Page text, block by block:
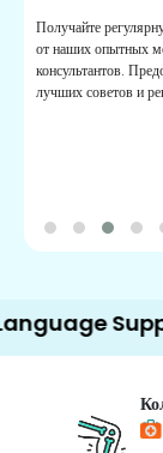
Получайте
от наших опытных
консультантов.
лучших советов и
Support